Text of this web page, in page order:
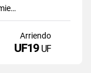
Estacionamiento
Arriendo
UF19 UF